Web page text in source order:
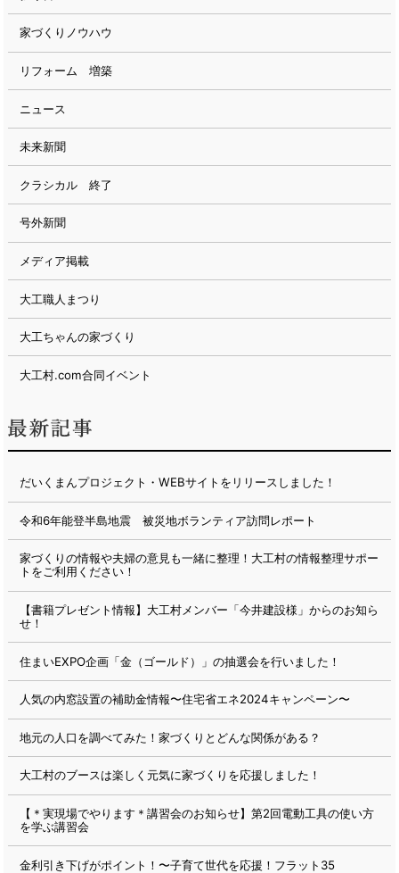
家づくりノウハウ
リフォーム 増築
ニュース
未来新聞
クラシカル 終了
号外新聞
メディア掲載
大工職人まつり
大工ちゃんの家づくり
大工村.com合同イベント
だいくまんプロジェクト・WEBサイトをリリースしました！
令和6年能登半島地震 被災地ボランティア訪問レポート
家づくりの情報や夫婦の意見も一緒に整理！大工村の情報整理サポー
トをご利用ください！
【書籍プレゼント情報】大工村メンバー「今井建設様」からのお知ら
せ！
住まいEXPO企画「金（ゴールド）」の抽選会を行いました！
人気の内窓設置の補助金情報〜住宅省エネ2024キャンペーン〜
地元の人口を調べてみた！家づくりとどんな関係がある？
大工村のブースは楽しく元気に家づくりを応援しました！
【＊実現場でやります＊講習会のお知らせ】第2回電動工具の使い方
を学ぶ講習会
金利引き下げがポイント！〜子育て世代を応援！フラット35